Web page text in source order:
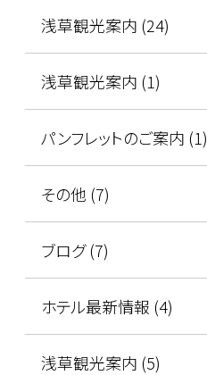
浅草観光案内 (24)
浅草観光案内 (1)
パンフレットのご案内 (1)
その他 (7)
ブログ (7)
ホテル最新情報 (4)
浅草観光案内 (5)